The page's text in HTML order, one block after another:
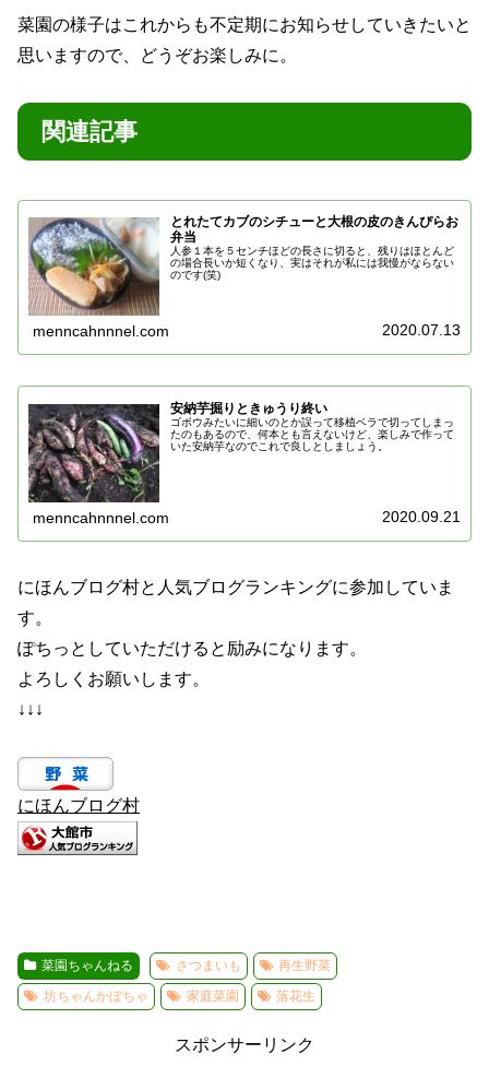
菜園の様子はこれからも不定期にお知らせしていきたいと
思いますので、どうぞお楽しみに。
関連記事
とれたてカブのシチューと大根の皮のきんぴらお
弁当
人参１本を５センチほどの長さに切ると、残りはほとんど
の場合長いか短くなり、実はそれが私には我慢がならない
のです(笑)
menncahnnnel.com 2020.07.13
安納芋掘りときゅうり終い
ゴボウみたいに細いのとか誤って移植ベラで切ってしまっ
たのもあるので、何本とも言えないけど、楽しみで作って
いた安納芋なのでこれで良しとしましょう。
menncahnnnel.com 2020.09.21
にほんブログ村と人気ブログランキングに参加していま
す。
ぽちっとしていただけると励みになります。
よろしくお願いします。
↓↓↓
にほんブログ村
菜園ちゃんねる さつまいも
再生野菜
坊ちゃんかぼちゃ
家庭菜園 落花生
スポンサーリンク